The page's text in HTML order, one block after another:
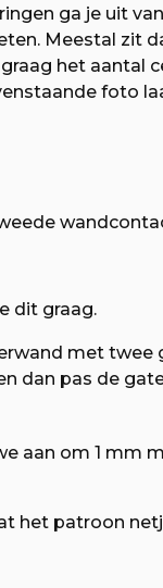
ga je uit
Meestal zit
het aantal
foto
dit graag.
met twee
dan pas de
aan om 1 mm
het patroon